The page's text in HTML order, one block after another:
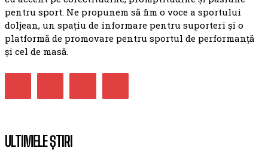
pentru sport. Ne propunem să fim o voce a sportului
doljean, un spațiu de informare pentru suporteri și o
platformă de promovare pentru sportul de performanță
și cel de masă.
ULTIMELE ȘTIRI